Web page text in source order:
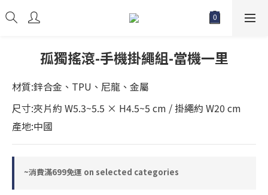
孤獨搖滾-手機掛繩組-當機一里
材質:鋅合金、TPU、尼龍、金屬
尺寸:夾片約 W5.3~5.5 × H4.5~5 cm / 掛繩約 W20 cm
產地:中國
~消費滿699免運 on selected categories